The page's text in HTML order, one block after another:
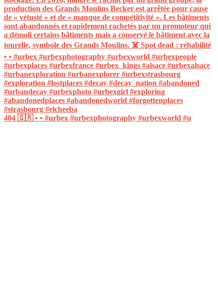
404 🇬🇷 • • #urbex #urbexphotography #urbexworld #u